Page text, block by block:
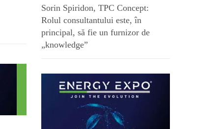
Sorin Spiridon, TPC Concept:
Rolul consultantului este, în
principal, să fie un furnizor de
„knowledge”